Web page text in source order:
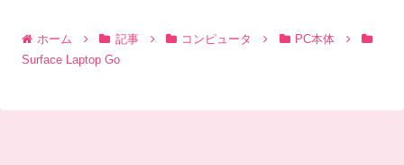
ホーム 記事 コンピュータ
PC本体
Surface Laptop Go